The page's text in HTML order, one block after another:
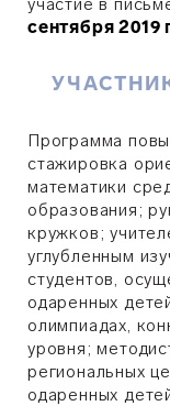
сентября 2019
Программа
стажировка
математики
образования;
кружков;
углубленным
студентов,
одаренных
олимпиадах,
уровня;
региональных
одаренных